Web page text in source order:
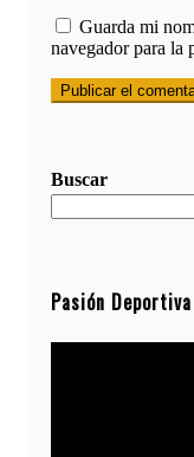
Guarda mi
navegador para la
Buscar
Pasión Deportiva